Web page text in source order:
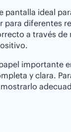
ideal
diferentes
a través de
importante
y clara.